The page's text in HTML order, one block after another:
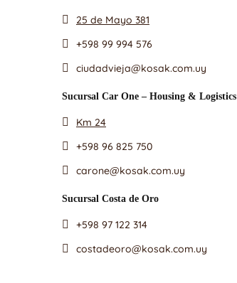
25 de Mayo 381
+598 99 994 576
ciudadvieja@kosak.com.uy
Sucursal Car One – Housing & Logistics
Km 24
+598 96 825 750
carone@kosak.com.uy
Sucursal Costa de Oro
+598 97 122 314
costadeoro@kosak.com.uy